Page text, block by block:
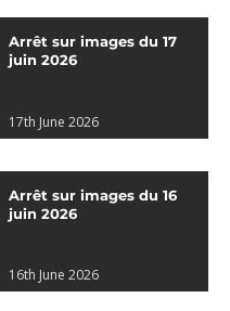
Arrêt sur images du 17
juin 2026
17th June 2026
Arrêt sur images du 16
juin 2026
16th June 2026